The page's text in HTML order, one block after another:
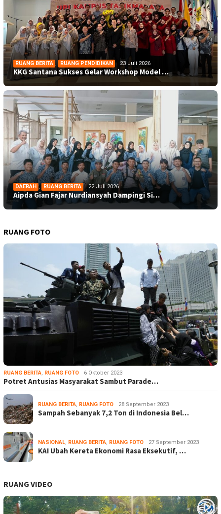
RUANG BERITA RUANG PENDIDIKAN 23 Juli 2026
KKG Santana Sukses Gelar Workshop Model …
DAERAH , RUANG BERITA 22 Juli 2026
Aipda Gian Fajar Nurdiansyah Dampingi Si…
RUANG FOTO
RUANG BERITA, RUANG FOTO 6 Oktober 2023
Potret Antusias Masyarakat Sambut Parade…
RUANG BERITA, RUANG FOTO 28 September 2023
Sampah Sebanyak 7,2 Ton di Indonesia Bel…
NASIONAL, RUANG BERITA, RUANG FOTO 27 September 2023
KAI Ubah Kereta Ekonomi Rasa Eksekutif, …
RUANG VIDEO